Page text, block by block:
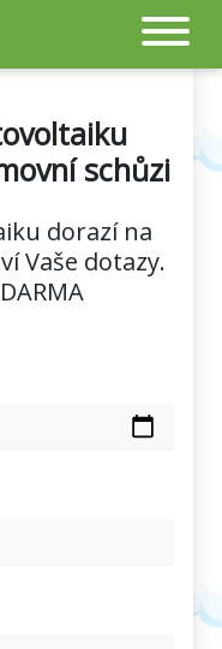
schůzi
dorazí na
Vaše dotazy.